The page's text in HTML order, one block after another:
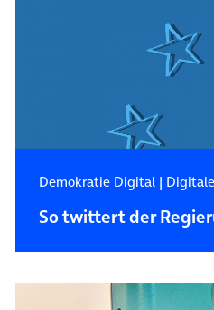
Demokratie Digital|
So twittert der